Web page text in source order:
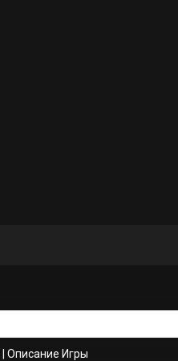
Описание Игры